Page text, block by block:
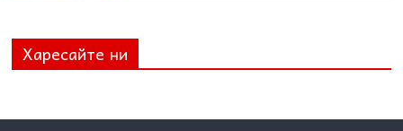
Харесайте ни